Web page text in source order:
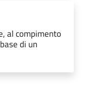
al compimento
di un